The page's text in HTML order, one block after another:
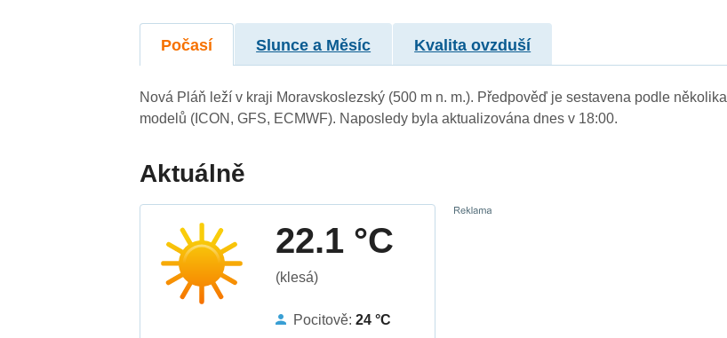
Počasí Slunce a Měsíc Kvalita ovzduší
Nová Pláň leží v kraji Moravskoslezský (500 m n. m.). Předpověď je sestavena podle několika
modelů (ICON, GFS, ECMWF). Naposledy byla aktualizována dnes v 18:00.
Aktuálně
22.1 °C
(klesá)
Pocitově:24 °C